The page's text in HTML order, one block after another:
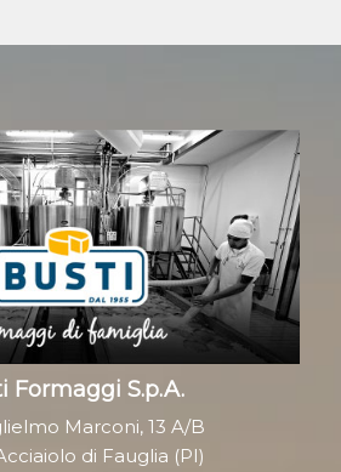
Formaggi S.p.A.
Marconi, 13 A/B
di Fauglia (PI)